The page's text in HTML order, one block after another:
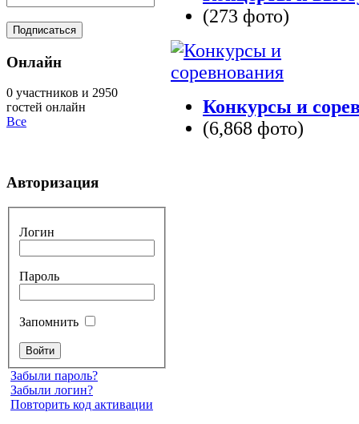
(273 фото)
Конкурсы и
(6,868 фото)
Онлайн
0 участников и 2950
гостей онлайн
Все
Авторизация
Логин
Пароль
Запомнить
Забыли пароль?
Забыли логин?
Повторить код активации